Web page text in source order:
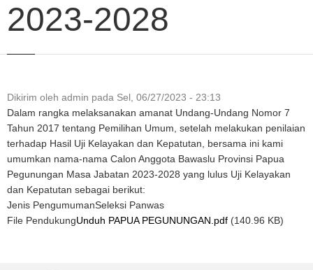
2023-2028
Dikirim oleh admin pada Sel, 06/27/2023 - 23:13
Dalam rangka melaksanakan amanat Undang-Undang Nomor 7
Tahun 2017 tentang Pemilihan Umum, setelah melakukan penilaian
terhadap Hasil Uji Kelayakan dan Kepatutan, bersama ini kami
umumkan nama-nama Calon Anggota Bawaslu Provinsi Papua
Pegunungan Masa Jabatan 2023-2028 yang lulus Uji Kelayakan
dan Kepatutan sebagai berikut:
Jenis PengumumanSeleksi Panwas
File PendukungUnduh PAPUA PEGUNUNGAN.pdf (140.96 KB)